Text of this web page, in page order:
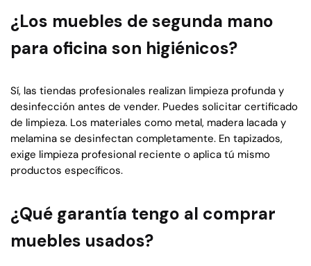
¿Los muebles de segunda mano
para oficina son higiénicos?
Sí, las tiendas profesionales realizan limpieza profunda y
desinfección antes de vender. Puedes solicitar certificado
de limpieza. Los materiales como metal, madera lacada y
melamina se desinfectan completamente. En tapizados,
exige limpieza profesional reciente o aplica tú mismo
productos específicos.
¿Qué garantía tengo al comprar
muebles usados?